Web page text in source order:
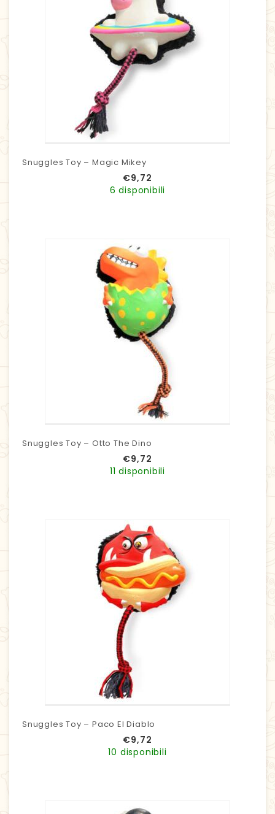
Snuggles Toy – Magic Mikey
€9,72
6 disponibili
Snuggles Toy – Otto The Dino
€9,72
11 disponibili
Snuggles Toy – Paco El Diablo
€9,72
10 disponibili